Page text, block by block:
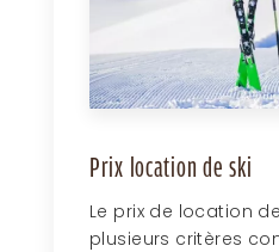
Prix location de ski
Le prix de location
plusieurs critères